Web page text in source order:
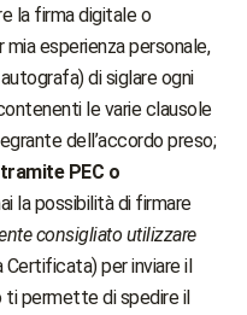
la firma digitale o
esperienza personale,
di siglare ogni
le varie clausole
dell’accordo preso;
PEC o
la possibilità di firmare
consigliato utilizzare
per inviare il
permette di spedire il